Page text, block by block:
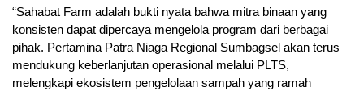
“Sahabat Farm adalah bukti nyata bahwa mitra binaan yang
konsisten dapat dipercaya mengelola program dari berbagai
pihak. Pertamina Patra Niaga Regional Sumbagsel akan terus
mendukung keberlanjutan operasional melalui PLTS,
melengkapi ekosistem pengelolaan sampah yang ramah